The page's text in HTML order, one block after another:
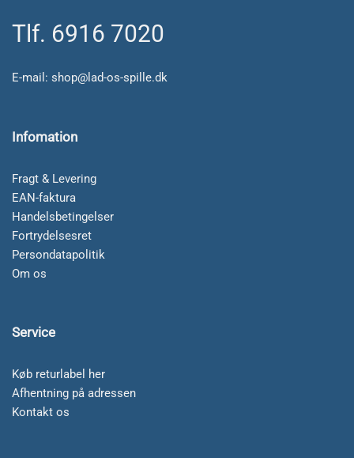
Tlf. 6916 7020
E-mail: shop@lad-os-spille.dk
Infomation
Fragt & Levering
EAN-faktura
Handelsbetingelser
Fortrydelsesret
Persondatapolitik
Om os
Service
Køb returlabel her
Afhentning på adressen
Kontakt os